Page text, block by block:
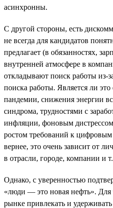
асинхронны.
С другой стороны, есть
не всегда для кандидатов
предлагает (в обязанностях,
внутренней атмосфере в
откладывают поиск работы из-
поиска работы. Является ли это
пандемии, снижения энергии
синдрома, трудностями с
инфляции, фоновым
ростом требований к
вернее, это очень зависит от
в отрасли, городе, компании и
Однако, с уверенностью
«люди — это новая нефть». Для
рынке привлекать и